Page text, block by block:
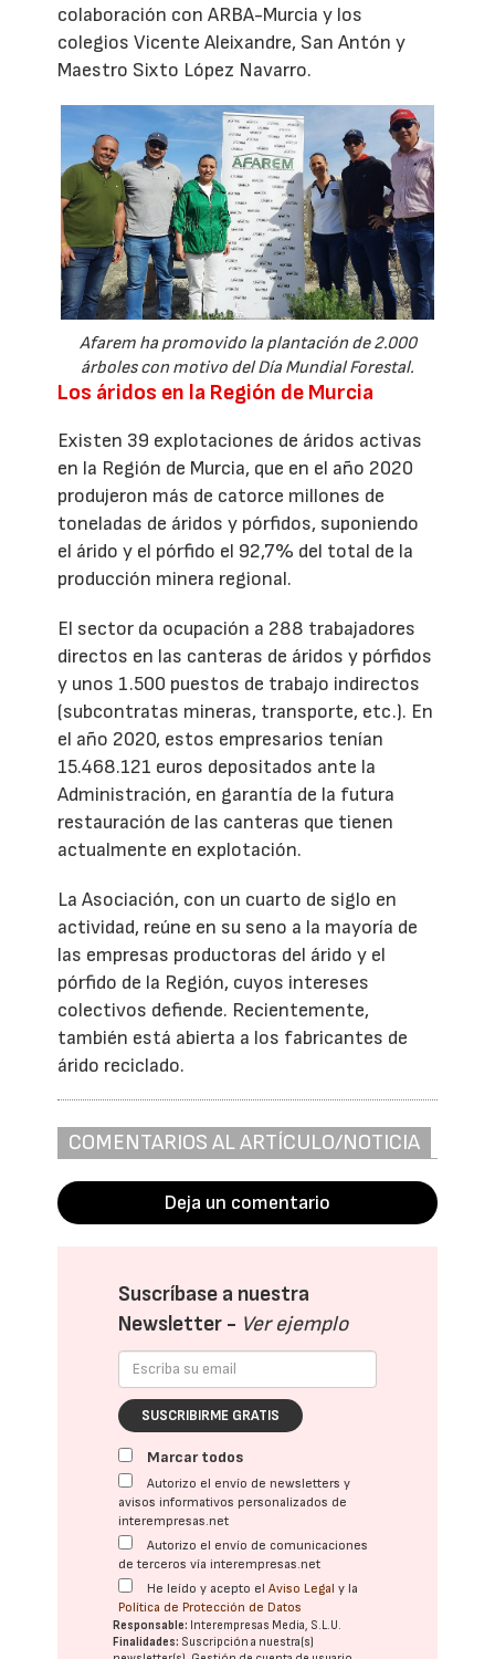
colaboración con ARBA-Murcia y los
colegios Vicente Aleixandre, San Antón y
Maestro Sixto López Navarro.
Afarem ha promovido la plantación de 2.000
árboles con motivo del Día Mundial Forestal.
Los áridos en la Región de Murcia
Existen 39 explotaciones de áridos activas
en la Región de Murcia, que en el año 2020
produjeron más de catorce millones de
toneladas de áridos y pórfidos, suponiendo
el árido y el pórfido el 92,7% del total de la
producción minera regional.
El sector da ocupación a 288 trabajadores
directos en las canteras de áridos y pórfidos
y unos 1.500 puestos de trabajo indirectos
(subcontratas mineras, transporte, etc.). En
el año 2020, estos empresarios tenían
15.468.121 euros depositados ante la
Administración, en garantía de la futura
restauración de las canteras que tienen
actualmente en explotación.
La Asociación, con un cuarto de siglo en
actividad, reúne en su seno a la mayoría de
las empresas productoras del árido y el
pórfido de la Región, cuyos intereses
colectivos defiende. Recientemente,
también está abierta a los fabricantes de
árido reciclado.
COMENTARIOS AL ARTÍCULO/NOTICIA
Deja un comentario
Suscríbase a nuestra
Newsletter - Ver ejemplo
SUSCRIBIRME GRATIS
Marcar todos
Autorizo el envío de newsletters y
avisos informativos personalizados de
interempresas.net
Autorizo el envío de comunicaciones
de terceros vía interempresas.net
He leído y acepto elAviso Legal y la
Política de Protección de Datos
Responsable: Interempresas Media, S.L.U.
Finalidades: Suscripción a nuestra(s)